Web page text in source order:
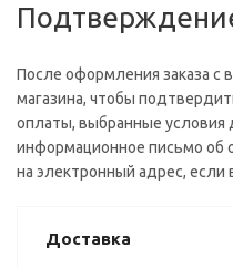
После оформления заказа с
магазина, чтобы
оплаты, выбранные условия
информационное письмо об
на электронный адрес,
Доставка